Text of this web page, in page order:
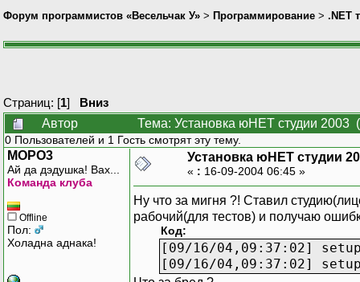
Форум программистов «Весельчак У» > Программирование > .NET
Страниц: [1] Вниз
Автор
Тема: Установка юНЕТ студии 2003
0 Пользователей и 1 Гость смотрят эту тему.
MOPO3
Ай да дэдушка! Вах...
Команда клуба
Offline
Пол:
Холадна аднака!
Установка юНЕТ студии
« : 16-09-2004 06:45 »
Ну что за мигня ?! Ставил
рабочий(для тестов) и получаю
Код:
[09/16/04,09:37:02]
[09/16/04,09:37:02]